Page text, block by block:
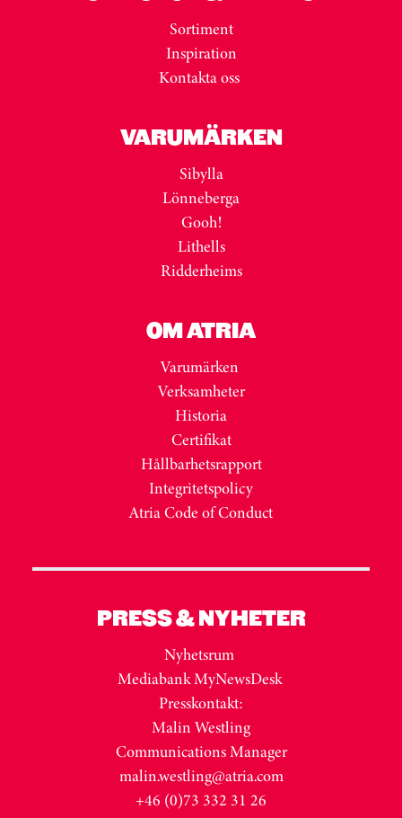
Sortiment
Inspiration
Kontakta oss
VARUMÄRKEN
Sibylla
Lönneberga
Gooh!
Lithells
Ridderheims
OM ATRIA
Varumärken
Verksamheter
Historia
Certifikat
Hållbarhetsrapport
Integritetspolicy
Atria Code of Conduct
PRESS & NYHETER
Nyhetsrum
Mediabank MyNewsDesk
Presskontakt:
Malin Westling
Communications Manager
malin.westling@atria.com
+46 (0)73 332 31 26